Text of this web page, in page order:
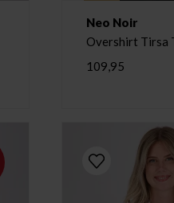
Neo Noir
Overshirt Tirsa
109,95